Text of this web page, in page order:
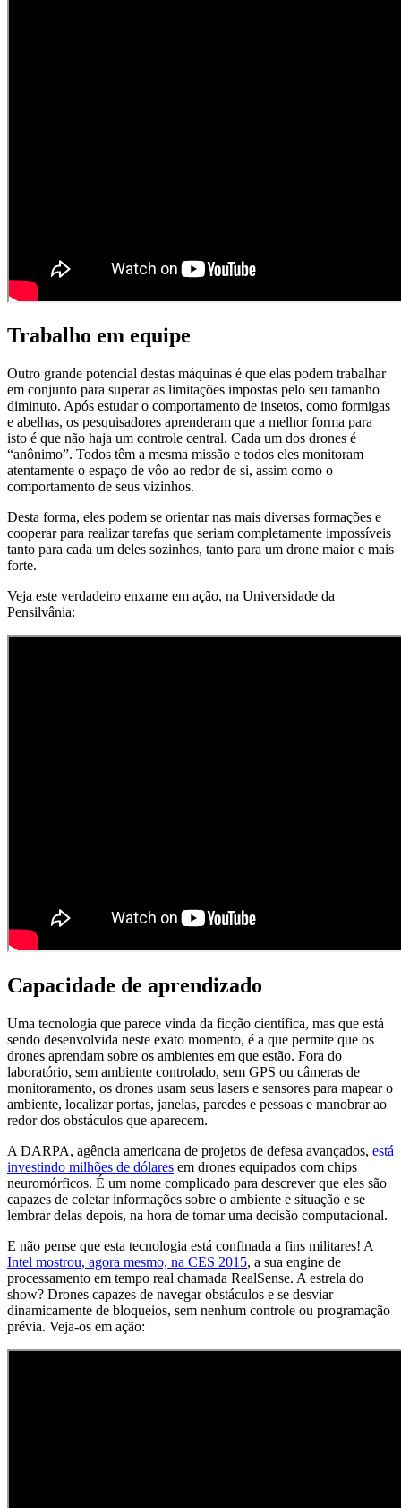
Trabalho em equipe
Outro grande potencial destas máquinas é que elas podem trabalhar
em conjunto para superar as limitações impostas pelo seu tamanho
diminuto. Após estudar o comportamento de insetos, como formigas
e abelhas, os pesquisadores aprenderam que a melhor forma para
isto é que não haja um controle central. Cada um dos drones é
“anônimo”. Todos têm a mesma missão e todos eles monitoram
atentamente o espaço de vôo ao redor de si, assim como o
comportamento de seus vizinhos.
Desta forma, eles podem se orientar nas mais diversas formações e
cooperar para realizar tarefas que seriam completamente impossíveis
tanto para cada um deles sozinhos, tanto para um drone maior e mais
forte.
Veja este verdadeiro enxame em ação, na Universidade da
Pensilvânia:
Capacidade de aprendizado
Uma tecnologia que parece vinda da ficção científica, mas que está
sendo desenvolvida neste exato momento, é a que permite que os
drones aprendam sobre os ambientes em que estão. Fora do
laboratório, sem ambiente controlado, sem GPS ou câmeras de
monitoramento, os drones usam seus lasers e sensores para mapear o
ambiente, localizar portas, janelas, paredes e pessoas e manobrar ao
redor dos obstáculos que aparecem.
A DARPA, agência americana de projetos de defesa avançados, está
investindo milhões de dólares em drones equipados com chips
neuromórficos. É um nome complicado para descrever que eles são
capazes de coletar informações sobre o ambiente e situação e se
lembrar delas depois, na hora de tomar uma decisão computacional.
E não pense que esta tecnologia está confinada a fins militares! A
Intel mostrou, agora mesmo, na CES 2015, a sua engine de
processamento em tempo real chamada RealSense. A estrela do
show? Drones capazes de navegar obstáculos e se desviar
dinamicamente de bloqueios, sem nenhum controle ou programação
prévia. Veja-os em ação: